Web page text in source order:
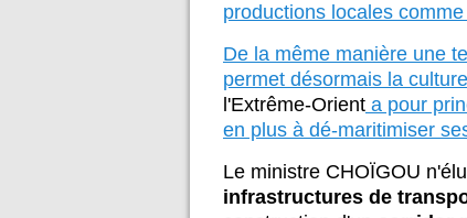
productions locales
De la même manière une
permet désormais la
l'Extrême-Orient a pour
en plus à dé-maritimiser
Le ministre CHOÏGOU
infrastructures de